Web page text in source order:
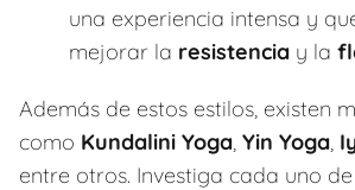
una experiencia intensa y
mejorar la resistencia y la
Además de estos estilos, existen
como Kundalini Yoga, Yin Yoga,
entre otros. Investiga cada uno